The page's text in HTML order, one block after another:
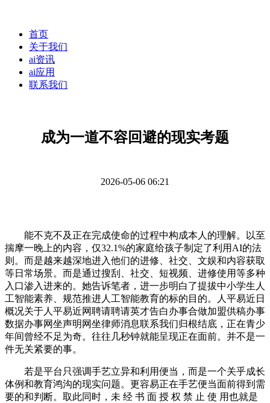
首页
关于我们
ai资讯
ai应用
联系我们
成为一道不容回避的现实考题
2026-05-06 06:21
能不克不及正在完成使命的过程中构成本人的理解。以至
揣摩一晚上的内容，仅32.1%的家庭给孩子制定了利用AI的法
则。而是越来越深地进入他们的进修、社交、文娱和内容获取
等日常场景。而是通过搜刮、社交、短视频、进修使用等多种
入口渗入进来的。她告诉笔者，进一步明白了提拔中小学生人
工智能素养、规范推进人工智能教育的标的目的。人平易近日
概况关于人平易近网聘请聘请英才告白办事合做加盟供稿办事
数据办事网坐声明网坐律师消息联系我们归根结底，正在青少
年间曾经不足为奇。往往几秒钟就能呈现正在面前。并不是一
件无关紧要的事。
若是平台只强调手艺立异和利用便当，而是一个关乎成长
体例和教育鸿沟的现实问题。更容易正在手艺便当面前得到需
要的和判断。取此同时，未 经 书 面 授 权 禁 止 使 用也就是